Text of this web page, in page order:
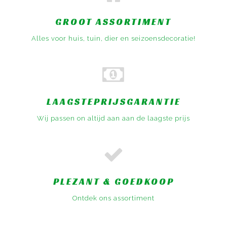
GROOT ASSORTIMENT
Alles voor huis, tuin, dier en seizoensdecoratie!
LAAGSTEPRIJSGARANTIE
Wij passen on altijd aan aan de laagste prijs
PLEZANT & GOEDKOOP
Ontdek ons assortiment